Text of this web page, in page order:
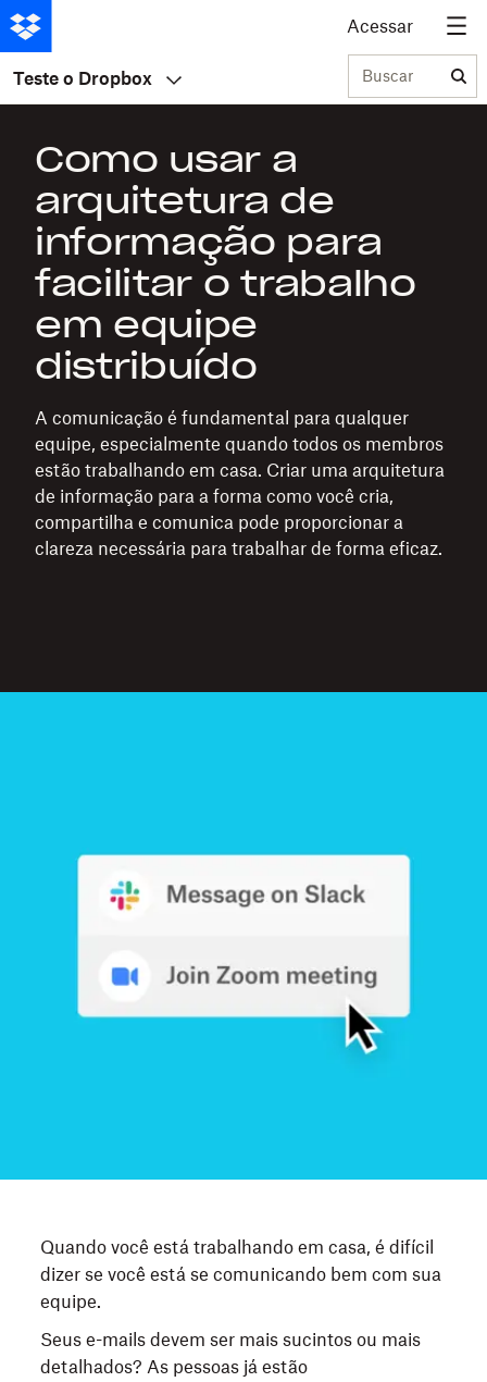
Acessar
Teste o Dropbox Buscar
Como usar a
arquitetura de
informação para
facilitar o trabalho
em equipe
distribuído
A comunicação é fundamental para qualquer
equipe, especialmente quando todos os membros
estão trabalhando em casa. Criar uma arquitetura
de informação para a forma como você cria,
compartilha e comunica pode proporcionar a
clareza necessária para trabalhar de forma eficaz.
Quando você está trabalhando em casa, é difícil
dizer se você está se comunicando bem com sua
equipe.
Seus e-mails devem ser mais sucintos ou mais
detalhados? As pessoas já estão